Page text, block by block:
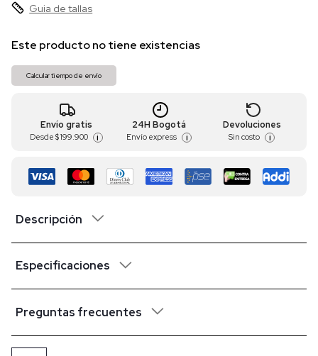
Guia de tallas
Este producto no tiene existencias
Calcular tiempo de envío
Envío gratis
Desde $ 199.900 i
24H Bogotá
Envío express i
Devoluciones
Sin costo i
Descripción
Especificaciones
Preguntas frecuentes